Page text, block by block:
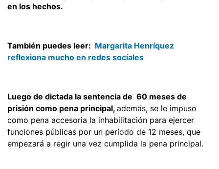
en los hechos.
También puedes leer: Margarita Henríquez
reflexiona mucho en redes sociales
Luego de dictada la sentencia de 60 meses de
prisión como pena principal, además, se le impuso
como pena accesoria la inhabilitación para ejercer
funciones públicas por un período de 12 meses, que
empezará a regir una vez cumplida la pena principal.